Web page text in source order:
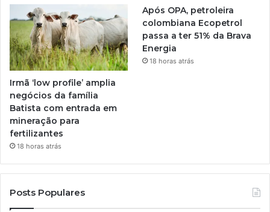
Irmã ‘low profile’ amplia
negócios da família
Batista com entrada em
mineração para
fertilizantes
18 horas atrás
Após OPA, petroleira
colombiana Ecopetrol
passa a ter 51% da Brava
Energia
18 horas atrás
Posts Populares